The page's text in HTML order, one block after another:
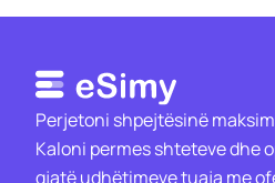
Perjetoni shpejtësinë
Kaloni permes shteteve dhe
gjatë udhëtimeve tuaja me